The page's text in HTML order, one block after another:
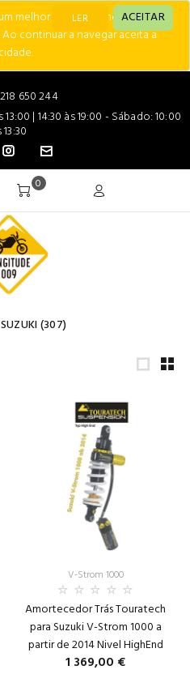
melhor desempenho e
continuar a navegar aceita a
LER ACEITAR
650 244
| 14:30 às 19:00 - Sábado: 10:00
13:30
0
SUZUKI(307)
V-Strom 1000
Amortecedor Trás Touratech
para Suzuki V-Strom 1000 a
partir de 2014 Nivel HighEnd
1 369,00 €